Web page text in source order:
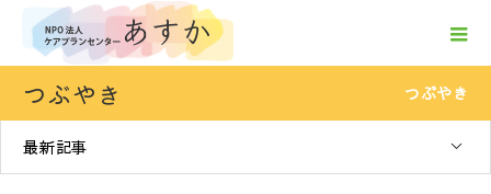
つぶやき つぶやき
最新記事